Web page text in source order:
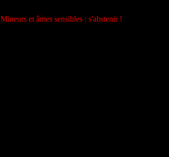
Mineurs et âmes sensibles : s'abstenir !